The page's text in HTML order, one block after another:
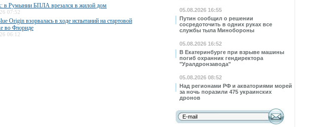
05.08.2026 16:55
Путин сообщил о решении
сосредоточить в одних руках все
службы тыла Минобороны
05.08.2026 16:52
В Екатеринбурге при взрыве машины
погиб охранник гендиректора
"Уралдронзавода"
05.08.2026 08:52
Над регионами РФ и акваториями морей
за ночь поразили 475 украинских
дронов
в Румынии БПЛА врезался в жилой дом
07:52
Origin взорвалась в ходе испытаний на стартовой
во Флориде
06:12